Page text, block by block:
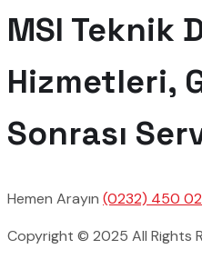
MSI Teknik
Hizmetleri,
Sonrası
Hemen Arayın (0232) 450
Copyright © 2025 All Rights